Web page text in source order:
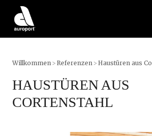
Willkommen >Referenzen >Haustüren aus
HAUSTÜREN AUS
CORTENSTAHL